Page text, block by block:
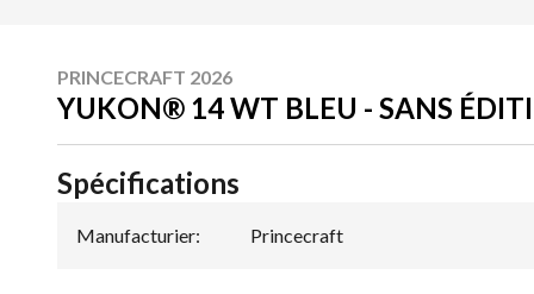
PRINCECRAFT 2026
YUKON® 14 WT BLEU - SANS
Spécifications
Manufacturier: Princecraft